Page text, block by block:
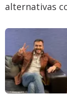
alternativas